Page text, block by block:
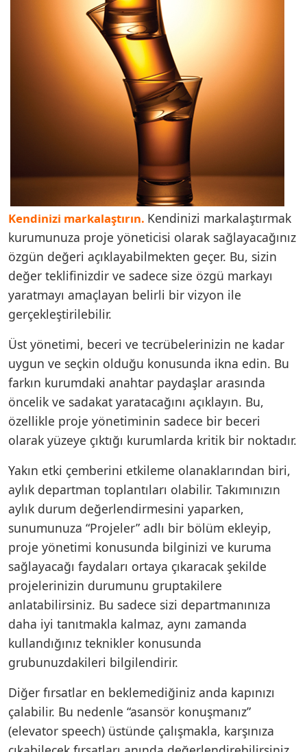
Kendinizi markalaştırın. Kendinizi markalaştırmak
kurumunuza proje yöneticisi olarak sağlayacağınız
özgün değeri açıklayabilmekten geçer. Bu, sizin
değer teklifinizdir ve sadece size özgü markayı
yaratmayı amaçlayan belirli bir vizyon ile
gerçekleştirilebilir.
Üst yönetimi, beceri ve tecrübelerinizin ne kadar
uygun ve seçkin olduğu konusunda ikna edin. Bu
farkın kurumdaki anahtar paydaşlar arasında
öncelik ve sadakat yaratacağını açıklayın. Bu,
özellikle proje yönetiminin sadece bir beceri
olarak yüzeye çıktığı kurumlarda kritik bir noktadır.
Yakın etki çemberini etkileme olanaklarından biri,
aylık departman toplantıları olabilir. Takımınızın
aylık durum değerlendirmesini yaparken,
sunumunuza “Projeler” adlı bir bölüm ekleyip,
proje yönetimi konusunda bilginizi ve kuruma
sağlayacağı faydaları ortaya çıkaracak şekilde
projelerinizin durumunu gruptakilere
anlatabilirsiniz. Bu sadece sizi departmanınıza
daha iyi tanıtmakla kalmaz, aynı zamanda
kullandığınız teknikler konusunda
grubunuzdakileri bilgilendirir.
Diğer fırsatlar en beklemediğiniz anda kapınızı
çalabilir. Bu nedenle “asansör konuşmanız”
(elevator speech) üstünde çalışmakla, karşınıza